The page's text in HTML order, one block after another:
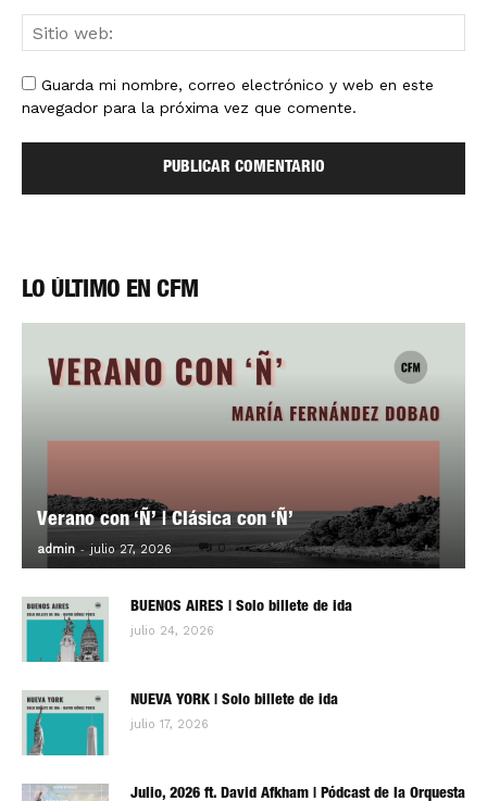
Guarda mi nombre, correo electrónico y web en este
navegador para la próxima vez que comente.
LO ÚLTIMO EN CFM
Verano con ‘Ñ’ | Clásica con ‘Ñ’
admin - julio 27, 2026 0
BUENOS AIRES | Solo billete de ida
julio 24, 2026
NUEVA YORK | Solo billete de ida
julio 17, 2026
Julio, 2026 ft. David Afkham | Pódcast de la Orquesta